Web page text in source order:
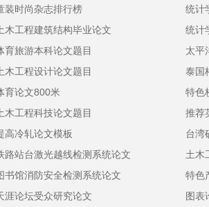
装时尚杂志排行榜
统计
木工程建筑结构毕业论文
统计
育旅游本科论文题目
太平
木工程设计论文题目
泰国
育论文800米
特色
木工程科技论文题目
推荐
高冷轧论文模板
台湾
路站台激光越线检测系统论文
土木
书馆消防安全检测系统论文
特色
涯论坛受众研究论文
图表